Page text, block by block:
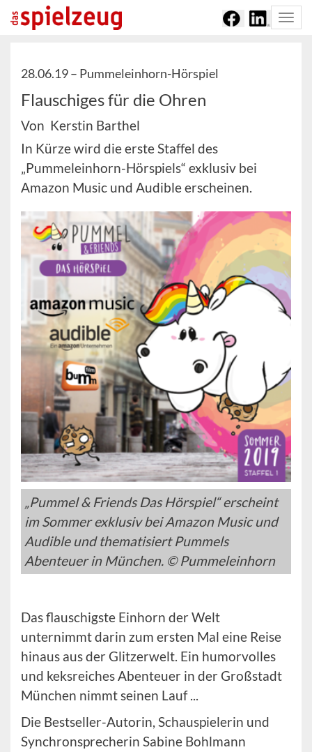
28.06.19 – Pummeleinhorn-Hörspiel
Flauschiges für die Ohren
Von Kerstin Barthel
In Kürze wird die erste Staffel des
„Pummeleinhorn-Hörspiels“ exklusiv bei
Amazon Music und Audible erscheinen.
„Pummel & Friends Das Hörspiel“ erscheint
im Sommer exklusiv bei Amazon Music und
Audible und thematisiert Pummels
Abenteuer in München. © Pummeleinhorn
Das flauschigste Einhorn der Welt
unternimmt darin zum ersten Mal eine Reise
hinaus aus der Glitzerwelt. Ein humorvolles
und keksreiches Abenteuer in der Großstadt
München nimmt seinen Lauf ...
Die Bestseller-Autorin, Schauspielerin und
Synchronsprecherin Sabine Bohlmann